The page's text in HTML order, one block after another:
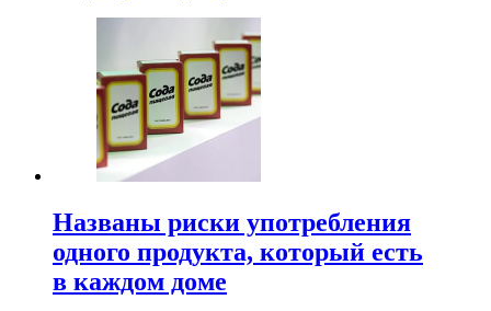
Названы риски употребления
одного продукта, который есть
в каждом доме